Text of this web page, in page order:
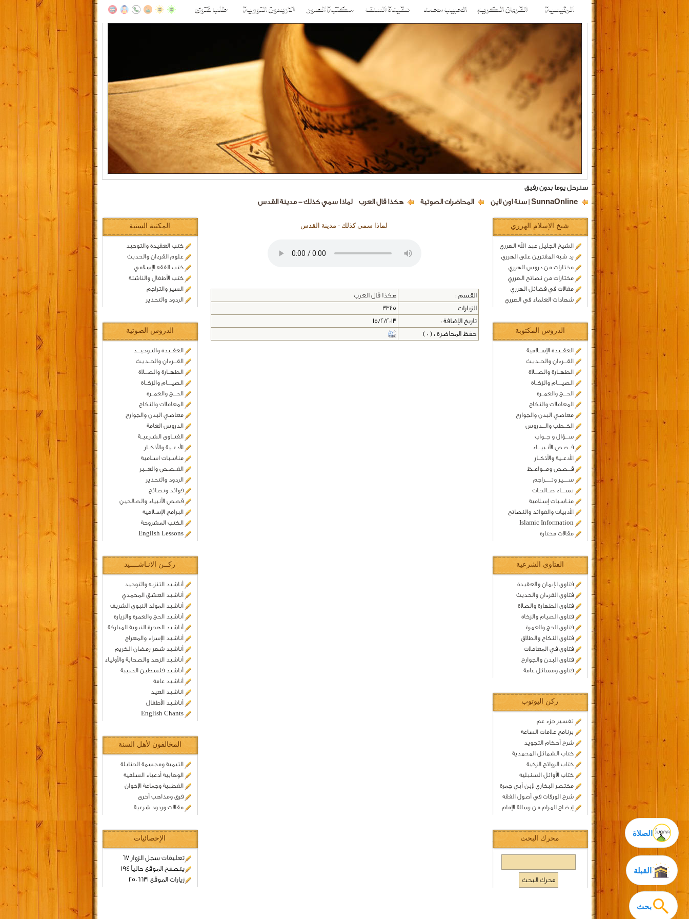
سنرحل يوما بدون رفيق
SunnaOnline | سنة اون لاين المحاضرات الصوتية هكذا قال العرب لماذا سمي كذلك - مدينة القدس
بحث
الصلاة
شيخ الإسلام الهرري
الشيخ الجليل عبد الله الهرري
رد شبه المفترين على الهرري
مختارات من دروس الهرري
مختارات من نصائح الهرري
مقالات في فضائل الهرري
شهادات العلماء في الهرري
الدروس المكتوبة
العقــيدة الإســلامية
القـــرءان والحــديـث
الطهــارة والصـــلاة
الصيــــام والزكــاة
الحـــج والعمــرة
المعاملات والنكاح
معاصي البدن والجوارح
الخــطب والـــدروس
ســـؤال و جــواب
قــصص الأنـبيـــاء
الأدعــية والأذكــار
قـــصص ومـــواعــظ
ســـــير وتــــــراجم
نســــاء صــالحـات
منـاسبات إسـلامية
الأدبيات والفوائد والنصائح
Islamic Information
مقالات مختارة
الفتاوى الشرعية
فتاوى الإيمان والعقيدة
فتاوى القرءان والحديث
فتاوى الطهارة والصلاة
فتاوى الصيام والزكاة
فتاوى الحج والعمرة
فتاوى النكاح والطلاق
فتاوى في المعاملات
فتاوى البدن والجوارح
فتاوى ومسائل عامة
ركن اليوتوب
تفسير جزء عم
برنامج علامات الساعة
شرح أحكام التجويد
كتاب الشمائل المحمدية
كتاب الروائح الزكية
كتاب الأوائل السنبلية
مختصر البخاري لإبن أبي جمرة
شرح الورقات في أصول الفقه
إيضاح المرام من رسالة الإمام
محرك البحث
القبلة
المكتبة السنية
كتب العقيدة والتوحيد
علوم القرءان والحديث
كتب الفقه الإسلامي
كتب الأطفال والناشئة
السير والتراجم
الردود والتحذير
الدروس الصوتية
العقــيدة والتـوحيـــد
القـــرءان والحــديـث
الطهــارة والصـــلاة
الصيــــام والزكــاة
الحـــج والعمــرة
المعاملات والنكاح
معاصي البدن والجوارح
الدروس العامة
الفتــاوى الشـرعيــة
الأدعــية والأذكــار
مناسبات اسلامية
القــصـص والعـــبر
الردود والتحذير
فوائد ونصائح
قصص الأنبياء والصالحين
البرامج الإسـلامية
الكتب المشروحة
English Lessons
ركــن الانـاشــــيد
أناشيد التنزيه والتوحيد
أناشيد العشق المحمدي
أناشيد المولد النبوي الشريف
أناشيد الحج والعمرة والزيارة
أناشيد الهجرة النبوية المباركة
أناشيد الإسراء والمعراج
أناشيد شهر رمضان الكريم
أناشيد الزهد والصحابة والأولياء
أناشيد فلسطين الحبيبة
أناشيد عامة
اناشيد العيد
أناشيد الأطفال
English Chants
المخالفون لأهل السنة
التيمية ومجسمة الحنابلة
الوهابية أدعياء السلفية
القطبية وجماعة الإخوان
فرق ومذاهب أخرى
مقالات وردود شرعية
الإحصائيات
تعليقات سجل الزوار 67
يتصفح الموقع حالياً 194
زيارات الموقع 2506631
لماذا سمي كذلك - مدينة القدس
القسم :
هكذا قال العرب
الزيارات
3345
تاريخ الإضافة :
15/2/2013
حفظ المحاضرة : ( 0 )